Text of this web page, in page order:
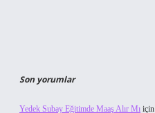
Son yorumlar
Yedek Subay Eğitimde Maaş Alır Mı için